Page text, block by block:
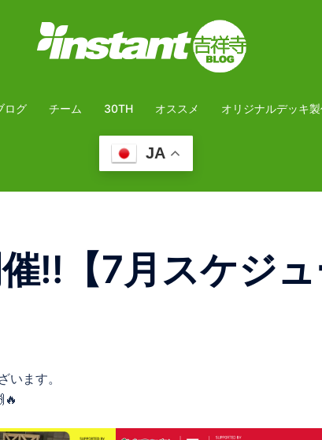
ログ チーム 30TH オススメ オリジナルデッキ
JA
‼️【7月スケジ
ます。